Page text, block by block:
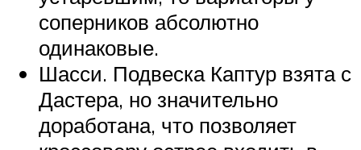
соперников абсолютно
одинаковые.
Шасси. Подвеска Каптур взята с
Дастера, но значительно
доработана, что позволяет